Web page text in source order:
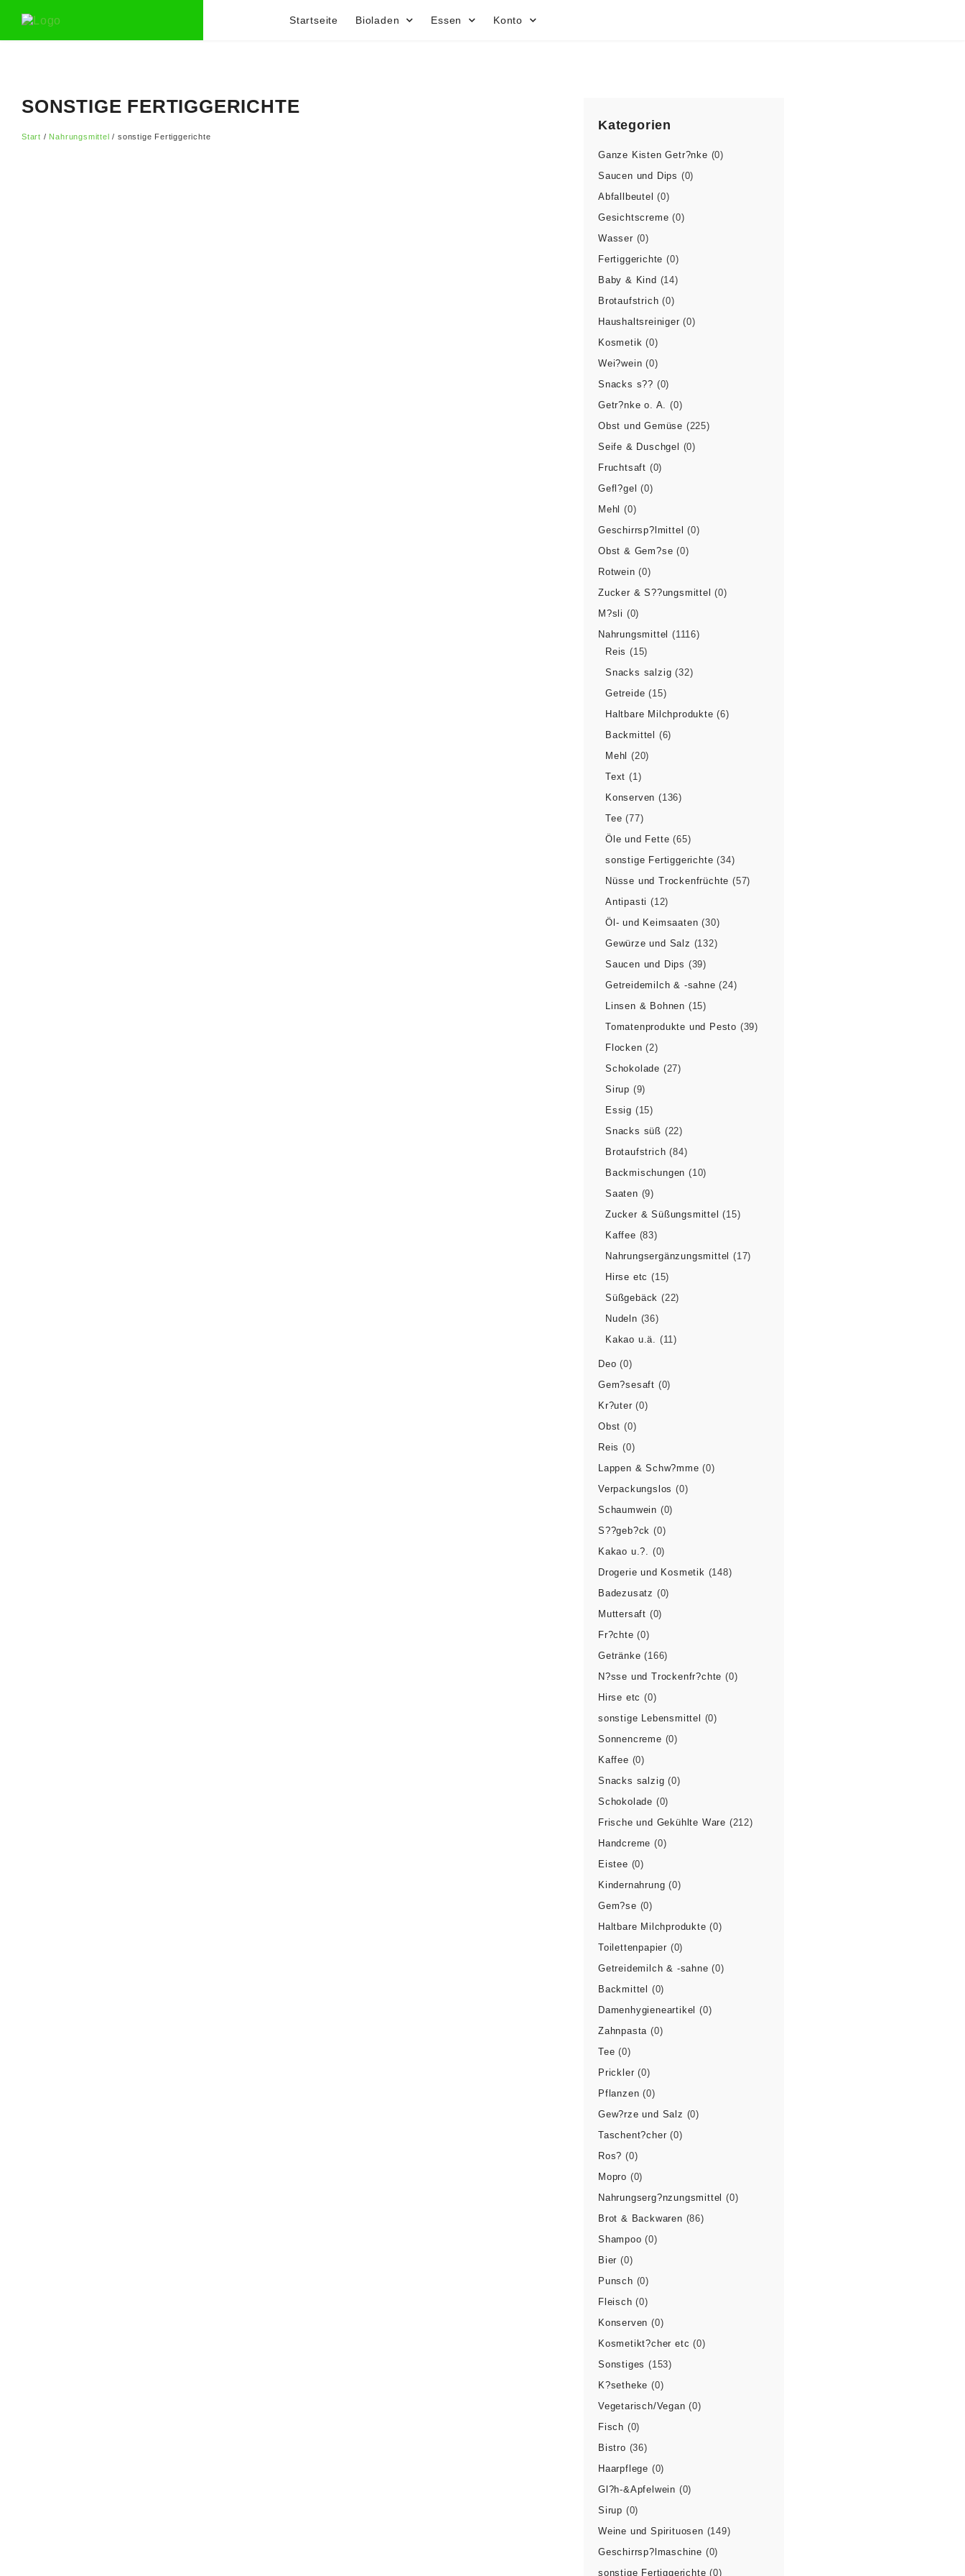
Startseite Bioladen Essen Konto
SONSTIGE FERTIGGERICHTE
Start / Nahrungsmittel / sonstige Fertiggerichte
Kategorien
Ganze Kisten Getr?nke (0)
Saucen und Dips (0)
Abfallbeutel
(0)
Gesichtscreme (0)
Wasser (0)
Fertiggerichte (0)
Baby & Kind (14)
Brotaufstrich (0)
Haushaltsreiniger (0)
Kosmetik (0)
Wei?wein (0)
Snacks s?? (0)
Getr?nke o. A. (0)
Obst und Gemüse (225)
Seife & Duschgel
(0)
Fruchtsaft (0)
Gefl?gel
(0)
Mehl (0)
Geschirrsp?lmittel
(0)
Obst & Gem?se (0)
Rotwein (0)
Zucker & S??ungsmittel
(0)
M?sli (0)
Nahrungsmittel (1116)
Reis (15)
Snacks salzig (32)
Getreide (15)
Haltbare Milchprodukte (6)
Backmittel
(6)
Mehl (20)
Text (1)
Konserven (136)
Tee (77)
Öle und Fette (65)
sonstige Fertiggerichte (34)
Nüsse und Trockenfrüchte (57)
Antipasti (12)
Öl- und Keimsaaten (30)
Gewürze und Salz (132)
Saucen und Dips (39)
Getreidemilch & -sahne (24)
Linsen & Bohnen (15)
Tomatenprodukte und Pesto (39)
Flocken (2)
Schokolade (27)
Sirup (9)
Essig (15)
Snacks süß (22)
Brotaufstrich (84)
Backmischungen (10)
Saaten (9)
Zucker & Süßungsmittel
(15)
Kaffee (83)
Nahrungsergänzungsmittel (17)
Hirse etc (15)
Süßgebäck (22)
Nudeln (36)
Kakao u.ä. (11)
Deo (0)
Gem?sesaft (0)
Kr?uter (0)
Obst (0)
Reis (0)
Lappen & Schw?mme (0)
Verpackungslos (0)
Schaumwein (0)
S??geb?ck (0)
Kakao u.?. (0)
Drogerie und Kosmetik (148)
Badezusatz (0)
Muttersaft (0)
Fr?chte (0)
Getränke (166)
N?sse und Trockenfr?chte (0)
Hirse etc (0)
sonstige Lebensmittel
(0)
Sonnencreme (0)
Kaffee (0)
Snacks salzig (0)
Schokolade (0)
Frische und Gekühlte Ware (212)
Handcreme (0)
Eistee (0)
Kindernahrung (0)
Gem?se (0)
Haltbare Milchprodukte (0)
Toilettenpapier (0)
Getreidemilch & -sahne (0)
Backmittel
(0)
Damenhygieneartikel (0)
Zahnpasta (0)
Tee (0)
Prickler (0)
Pflanzen (0)
Gew?rze und Salz (0)
Taschent?cher (0)
Ros? (0)
Mopro (0)
Nahrungserg?nzungsmittel (0)
Brot & Backwaren (86)
Shampoo (0)
Bier (0)
Punsch (0)
Fleisch (0)
Konserven (0)
Kosmetikt?cher etc (0)
Sonstiges (153)
K?setheke (0)
Vegetarisch/Vegan (0)
Fisch (0)
Bistro (36)
Haarpflege (0)
Gl?h-&Apfelwein (0)
Sirup (0)
Weine und Spirituosen (149)
Geschirrsp?lmaschine (0)
sonstige Fertiggerichte (0)